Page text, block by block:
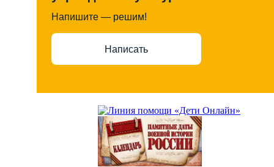
Напишите — решим!
Написать